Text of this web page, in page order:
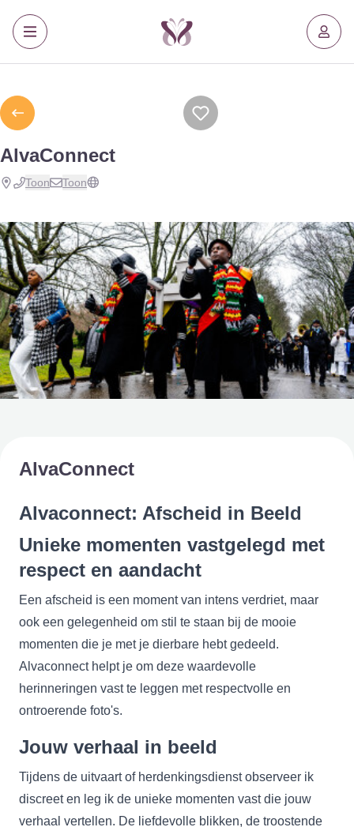
AlvaConnect
Toon Toon
AlvaConnect
Alvaconnect: Afscheid in Beeld
Unieke momenten vastgelegd met
respect en aandacht
Een afscheid is een moment van intens verdriet, maar
ook een gelegenheid om stil te staan bij de mooie
momenten die je met je dierbare hebt gedeeld.
Alvaconnect helpt je om deze waardevolle
herinneringen vast te leggen met respectvolle en
ontroerende foto's.
Jouw verhaal in beeld
Tijdens de uitvaart of herdenkingsdienst observeer ik
discreet en leg ik de unieke momenten vast die jouw
verhaal vertellen. De liefdevolle blikken, de troostende